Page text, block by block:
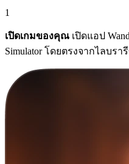
1
เปิดเกมของคุณ เปิดแอป
Simulator โดยตรงจากไลบร